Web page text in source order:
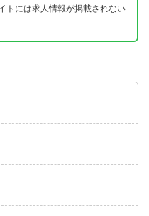
トには求人情報が掲載されない